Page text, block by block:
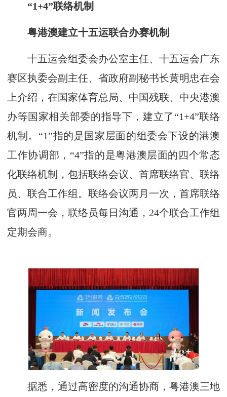
“1+4”联络机制
粤港澳建立十五运联合办赛机制
十五运会组委会办公室主任、十五运会广东
赛区执委会副主任、省政府副秘书长黄明忠在会
上介绍，在国家体育总局、中国残联、中央港澳
办等国家相关部委的指导下，建立了“1+4”联络
机制。“1”指的是国家层面的组委会下设的港澳
工作协调部，“4”指的是粤港澳层面的四个常态
化联络机制，包括联络会议、首席联络官、联络
员、联合工作组。联络会议两月一次，首席联络
官两周一会，联络员每日沟通，24个联合工作组
定期会商。
据悉，通过高密度的沟通协商，粤港澳三地